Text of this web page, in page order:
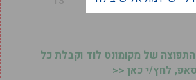
של מקומונט לוד וקבלת כל
לחץ/י כאן <<